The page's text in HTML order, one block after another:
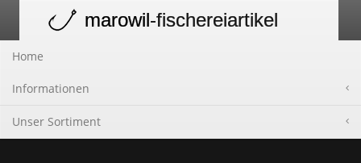
navigation
marowil-fischereiartikel
Home
Informationen
Unser Sortiment